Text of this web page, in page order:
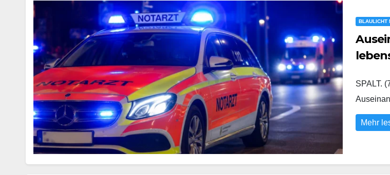
BLAULICHT
SPALT.
Mehr